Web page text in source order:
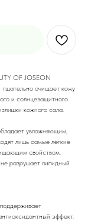
OF JOSEON
очищает кожу
и солнцезащитного
кожного сала.
увлажняющим,
лишь самые лёгкие
свойством.
разрушает липидный
эффект.